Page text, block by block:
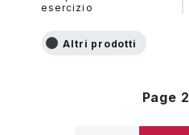
esercizio
Altri prodotti
Page